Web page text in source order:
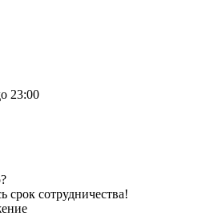
23:00
срок сотрудничества!